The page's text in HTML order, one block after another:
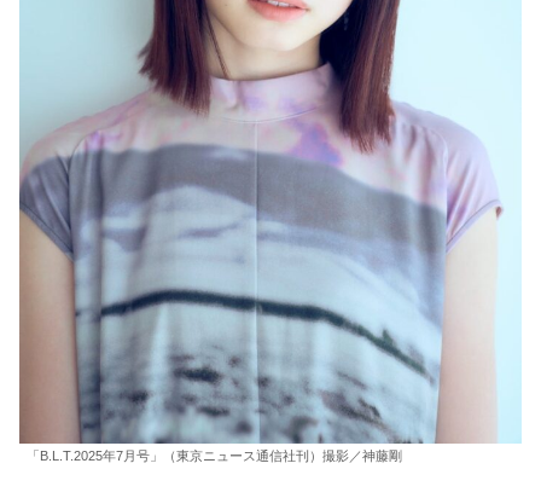
「B.L.T.2025年7月号」（東京ニュース通信社刊）撮影／神藤剛